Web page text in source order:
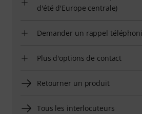
d'été d'Europe centrale)
Demander un rappel
Plus d'options de contact
Retourner un produit
Tous les interlocuteurs